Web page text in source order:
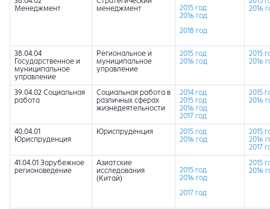
Менеджмент
менеджмент
2015 год
2016 год
2018 год
2016
38.04.04
Государственное и
муниципальное
управление
Региональное и
муниципальное
управление
2015 год
2016 год
2015
2016
39.04.02 Социальная
работа
Социальная работа в
различных сферах
жизнедеятельности
2014 год
2015 год
2016 год
2017 год
2015
2016
40.04.01
Юриспруденция
Юриспруденция
2015 год
2016 год
2015
2016
2017
41.04.01 Зарубежное
регионоведение
Азиатские
исследования
(Китай)
2015 год
2016 год
2017 год
2015
2016